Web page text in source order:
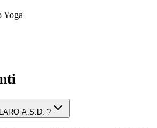
Yoga
A.S.D. ?